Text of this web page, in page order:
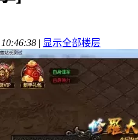
| 显示全部楼层